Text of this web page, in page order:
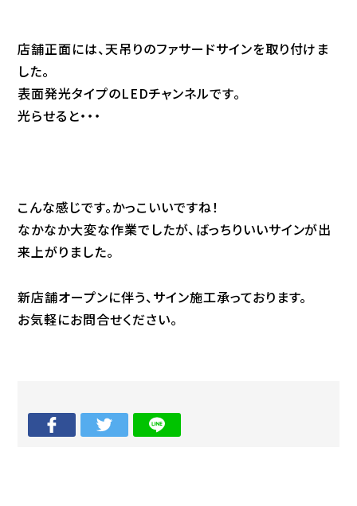
店舗正面には、天吊りのファサードサインを取り付けま
した。
表面発光タイプのLEDチャンネルです。
光らせると・・・
こんな感じです。かっこいいですね！
なかなか大変な作業でしたが、ばっちりいいサインが出
来上がりました。
新店舗オープンに伴う、サイン施工承っております。
お気軽にお問合せください。